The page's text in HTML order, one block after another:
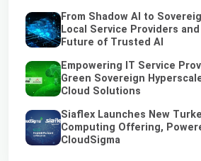
From Shadow AI to
Local Service Providers
Future of Trusted AI
Empowering IT Service
Green Sovereign
Cloud Solutions
Siaflex Launches New
Computing Offering,
CloudSigma